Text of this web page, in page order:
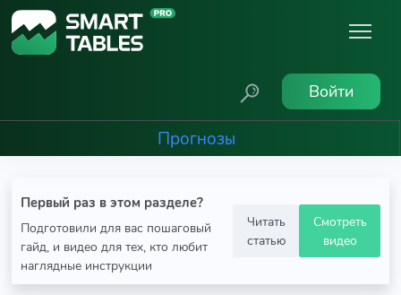
Войти
Прогнозы
Первый раз в этом разделе?
Подготовили для вас пошаговый
гайд, и видео для тех, кто любит
наглядные инструкции
Читать
статью
Смотреть
видео